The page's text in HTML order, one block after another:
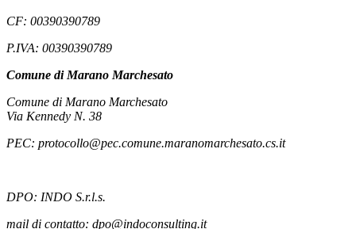
CF: 00390390789
P.IVA: 00390390789
Comune di Marano Marchesato
Comune di Marano Marchesato
Via Kennedy N. 38
PEC: protocollo@pec.comune.maranomarchesato.cs.it
DPO: INDO S.r.l.s.
mail di contatto: dpo@indoconsulting.it